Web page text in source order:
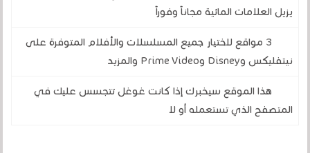
يزيل العلامات المائية مجاناً وفوراً
3 مواقع لاختيار جميع المسلسلات والأفلام المتوفرة على
نيتفليكس وDisney وPrime Video والمزيد
هذا الموقع سيخبرك إذا كانت غوغل تتجسس عليك في
المتصفح الذي تستعمله أو لا